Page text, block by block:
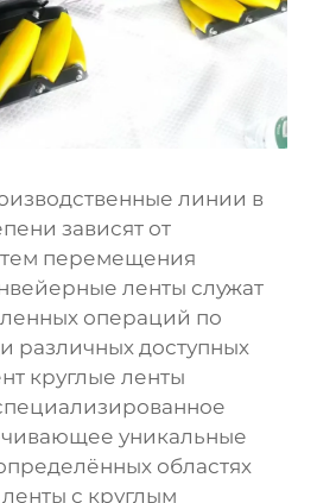
линии в
зависят от
перемещения
ленты служат
операций по
различных доступных
круглые ленты
уникальные
областях
с круглым